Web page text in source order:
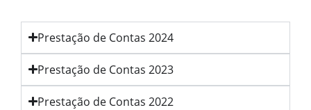
Prestação de Contas 2024
Prestação de Contas 2023
Prestação de Contas 2022